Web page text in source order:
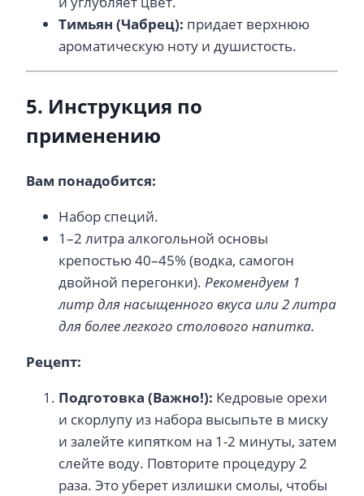
Тимьян (Чабрец): придает верхнюю
ароматическую ноту и душистость.
5. Инструкция по
применению
Вам понадобится:
Набор специй.
1–2 литра алкогольной основы
крепостью 40–45% (водка, самогон
двойной перегонки). Рекомендуем 1
литр для насыщенного вкуса или 2 литра
для более легкого столового напитка.
Рецепт:
Подготовка (Важно!): Кедровые орехи
и скорлупу из набора высыпьте в миску
и залейте кипятком на 1-2 минуты, затем
слейте воду. Повторите процедуру 2
раза. Это уберет излишки смолы, чтобы